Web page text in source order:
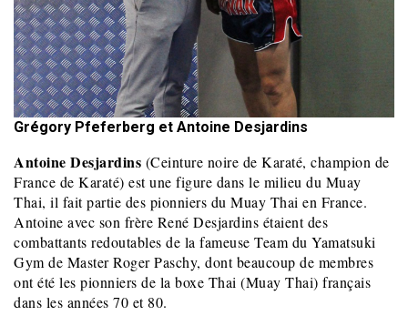
Grégory Pfeferberg et Antoine Desjardins
Antoine Desjardins (Ceinture noire de Karaté, champion de
France de Karaté) est une figure dans le milieu du Muay
Thai, il fait partie des pionniers du Muay Thai en France.
Antoine avec son frère René Desjardins étaient des
combattants redoutables de la fameuse Team du Yamatsuki
Gym de Master Roger Paschy, dont beaucoup de membres
ont été les pionniers de la boxe Thai (Muay Thai) français
dans les années 70 et 80.